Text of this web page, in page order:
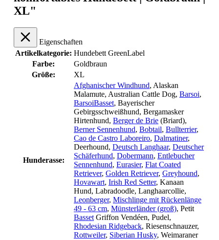
XL"
Eigenschaften
Artikelkategorie: Hundebett GreenLabel
Farbe:
Goldbraun
Größe:
XL
Hunderasse:
Afghanischer Windhund, Alaskan
Malamute, Australian Cattle Dog, Barsoi,
BarsoiBasset, Bayerischer
Gebirgsschweißhund, Bergamasker
Hirtenhund, Berger de Brie (Briard),
Berner Sennenhund, Bobtail, Bullterrier,
Cao de Castro Laboreiro, Dalmatiner,
Deerhound, Deutsch Langhaar, Deutscher
Schäferhund, Dobermann, Entlebucher
Sennenhund, Eurasier, Flat Coated
Retriever, Golden Retriever, Greyhound,
Hovawart, Irish Red Setter, Kanaan
Hund, Labradoodle, Langhaarcollie,
Leonberger, Mischlinge mit Rückenlänge
49 - 63 cm, Münsterländer (groß), Petit
Basset Griffon Vendéen, Pudel,
Rhodesian Ridgeback, Riesenschnauzer,
Rottweiler, Siberian Husky, Weimaraner